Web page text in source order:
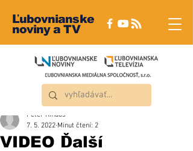
Ľubovnianske
noviny a TV
VIDEO Ďalší
Peter Rindoš
7. 5. 2022 Minut čtení: 2